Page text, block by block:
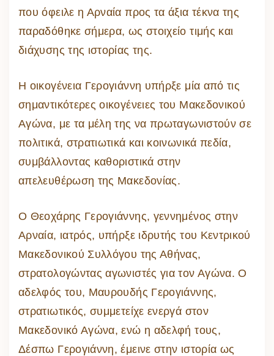
που όφειλε η Αρναία προς τα άξια τέκνα της
παραδόθηκε σήμερα, ως στοιχείο τιμής και
διάχυσης της ιστορίας της.
Η οικογένεια Γερογιάννη υπήρξε μία από τις
σημαντικότερες οικογένειες του Μακεδονικού
Αγώνα, με τα μέλη της να πρωταγωνιστούν σε
πολιτικά, στρατιωτικά και κοινωνικά πεδία,
συμβάλλοντας καθοριστικά στην
απελευθέρωση της Μακεδονίας.
Ο Θεοχάρης Γερογιάννης, γεννημένος στην
Αρναία, ιατρός, υπήρξε ιδρυτής του Κεντρικού
Μακεδονικού Συλλόγου της Αθήνας,
στρατολογώντας αγωνιστές για τον Αγώνα. Ο
αδελφός του, Μαυρουδής Γερογιάννης,
στρατιωτικός, συμμετείχε ενεργά στον
Μακεδονικό Αγώνα, ενώ η αδελφή τους,
Δέσπω Γερογιάννη, έμεινε στην ιστορία ως